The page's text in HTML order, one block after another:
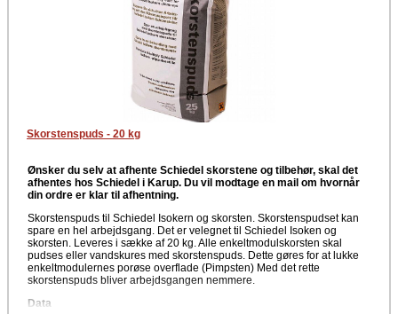
Skorstenspuds - 20 kg
Ønsker du selv at afhente Schiedel skorstene og tilbehør, skal det
afhentes hos Schiedel i Karup. Du vil modtage en mail om hvornår
din ordre er klar til afhentning.
Skorstenspuds til Schiedel Isokern og skorsten. Skorstenspudset kan
spare en hel arbejdsgang. Det er velegnet til Schiedel Isoken og
skorsten. Leveres i sække af 20 kg. Alle enkeltmodulskorsten skal
pudses eller vandskures med skorstenspuds. Dette gøres for at lukke
enkeltmodulernes porøse overflade (Pimpsten) Med det rette
skorstenspuds bliver arbejdsgangen nemmere.
Data